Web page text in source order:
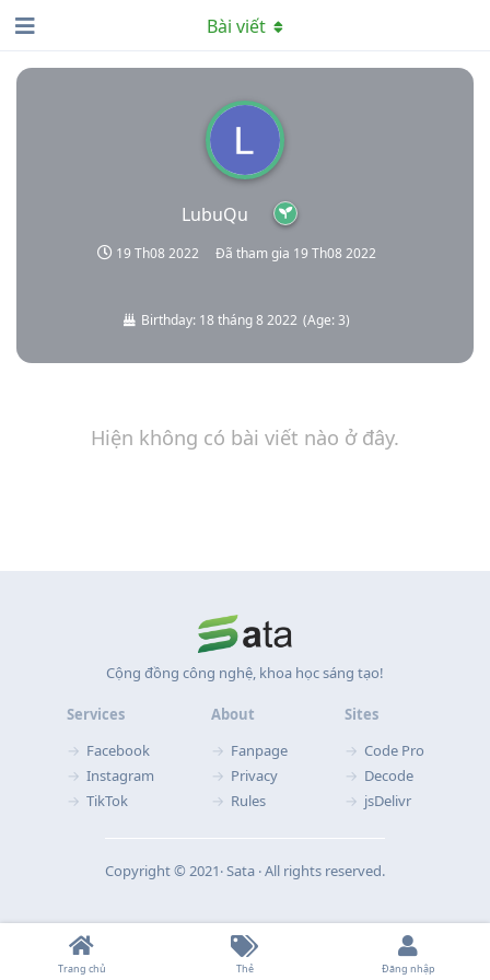
LubuQu
19 Th08 2022 Đã tham gia 19 Th08 2022
Birthday: 18 tháng 8 2022 (Age:3)
Bài viết
Hiện không có bài viết nào ở đây.
Cộng đồng công nghệ, khoa học sáng tạo!
Services
Facebook
Instagram
TikTok
About
Fanpage
Privacy
Rules
Sites
Code Pro
Decode
jsDelivr
Copyright © 2021‧ Sata ‧ All rights reserved.
Trang chủ Thẻ Đăng nhập